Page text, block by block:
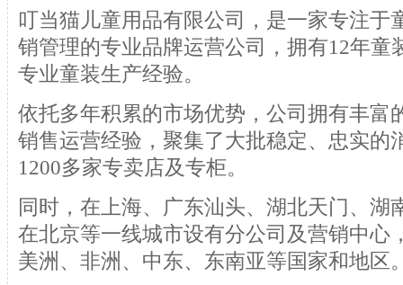
叮当猫儿童用品有限公司，是一家专注于
销管理的专业品牌运营公司，拥有12年童
专业童装生产经验。
依托多年积累的市场优势，公司拥有丰富
销售运营经验，聚集了大批稳定、忠实的
1200多家专卖店及专柜。
同时，在上海、广东汕头、湖北天门、湖
在北京等一线城市设有分公司及营销中心
美洲、非洲、中东、东南亚等国家和地区